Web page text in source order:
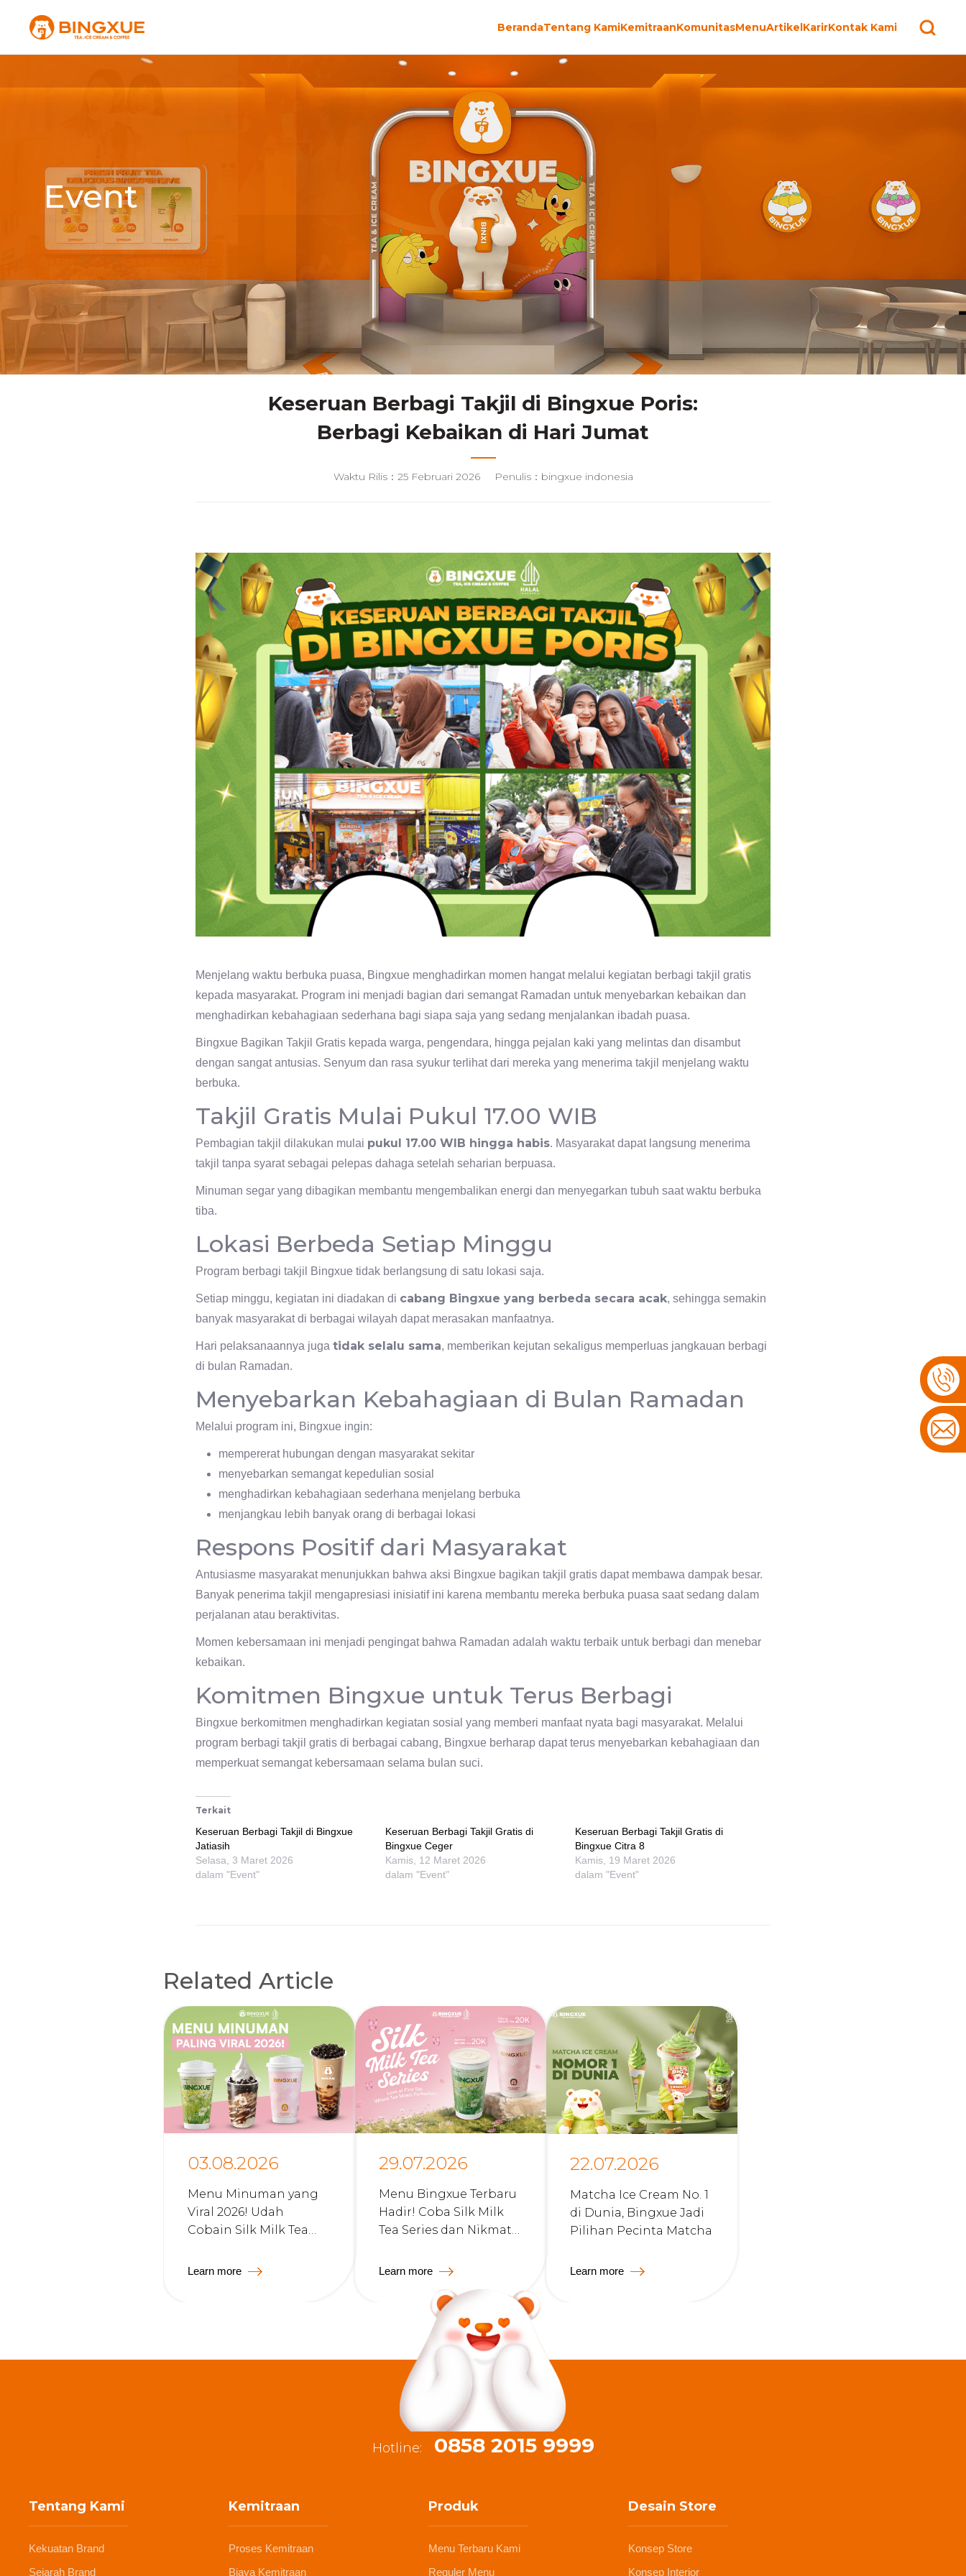
BerandaTentang KamiKemitraanKomunitasMenuArtikelKarirKontak Kami
Event
Keseruan Berbagi Takjil di Bingxue Poris:
Berbagi Kebaikan di Hari Jumat
Waktu Rilis：25 Februari 2026 Penulis：bingxue indonesia
Menjelang waktu berbuka puasa, Bingxue menghadirkan momen hangat melalui kegiatan berbagi takjil gratis
kepada masyarakat. Program ini menjadi bagian dari semangat Ramadan untuk menyebarkan kebaikan dan
menghadirkan kebahagiaan sederhana bagi siapa saja yang sedang menjalankan ibadah puasa.
Bingxue Bagikan Takjil Gratis kepada warga, pengendara, hingga pejalan kaki yang melintas dan disambut
dengan sangat antusias. Senyum dan rasa syukur terlihat dari mereka yang menerima takjil menjelang waktu
berbuka.
Takjil Gratis Mulai Pukul 17.00 WIB
Pembagian takjil dilakukan mulai pukul 17.00 WIB hingga habis. Masyarakat dapat langsung menerima
takjil tanpa syarat sebagai pelepas dahaga setelah seharian berpuasa.
Minuman segar yang dibagikan membantu mengembalikan energi dan menyegarkan tubuh saat waktu berbuka
tiba.
Lokasi Berbeda Setiap Minggu
Program berbagi takjil Bingxue tidak berlangsung di satu lokasi saja.
Setiap minggu, kegiatan ini diadakan di cabang Bingxue yang berbeda secara acak, sehingga semakin
banyak masyarakat di berbagai wilayah dapat merasakan manfaatnya.
Hari pelaksanaannya juga tidak selalu sama, memberikan kejutan sekaligus memperluas jangkauan berbagi
di bulan Ramadan.
Menyebarkan Kebahagiaan di Bulan Ramadan
Melalui program ini, Bingxue ingin:
mempererat hubungan dengan masyarakat sekitar
menyebarkan semangat kepedulian sosial
menghadirkan kebahagiaan sederhana menjelang berbuka
menjangkau lebih banyak orang di berbagai lokasi
Respons Positif dari Masyarakat
Antusiasme masyarakat menunjukkan bahwa aksi Bingxue bagikan takjil gratis dapat membawa dampak besar.
Banyak penerima takjil mengapresiasi inisiatif ini karena membantu mereka berbuka puasa saat sedang dalam
perjalanan atau beraktivitas.
Momen kebersamaan ini menjadi pengingat bahwa Ramadan adalah waktu terbaik untuk berbagi dan menebar
kebaikan.
Komitmen Bingxue untuk Terus Berbagi
Bingxue berkomitmen menghadirkan kegiatan sosial yang memberi manfaat nyata bagi masyarakat. Melalui
program berbagi takjil gratis di berbagai cabang, Bingxue berharap dapat terus menyebarkan kebahagiaan dan
memperkuat semangat kebersamaan selama bulan suci.
Terkait
Keseruan Berbagi Takjil di Bingxue
Jatiasih
Selasa, 3 Maret 2026
dalam "Event"
Keseruan Berbagi Takjil Gratis di
Bingxue Ceger
Kamis, 12 Maret 2026
dalam "Event"
Keseruan Berbagi Takjil Gratis di
Bingxue Citra 8
Kamis, 19 Maret 2026
dalam "Event"
Related Article
03.08.2026
Menu Minuman yang
Viral 2026! Udah
Cobain Silk Milk Tea
Learn more
29.07.2026
Menu Bingxue Terbaru
Hadir! Coba Silk Milk
Tea Series dan Nikmati
Learn more
22.07.2026
Matcha Ice Cream No. 1
di Dunia, Bingxue Jadi
Pilihan Pecinta Matcha
Learn more
Hotline: 0858 2015 9999
Tentang Kami
Kekuatan Brand
Sejarah Brand
Kemitraan
Proses Kemitraan
Biaya Kemitraan
Produk
Menu Terbaru Kami
Reguler Menu
Desain Store
Konsep Store
Konsep Interior